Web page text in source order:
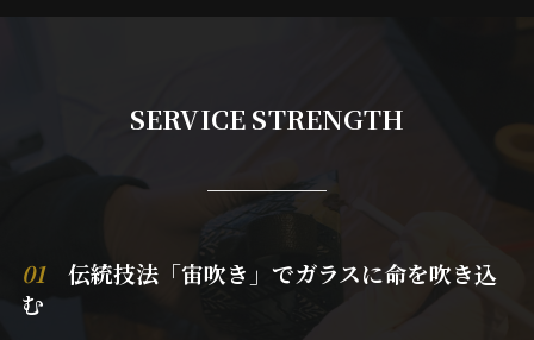
SERVICE STRENGTH
01
伝統技法「宙吹き」でガラスに命を吹き込
む